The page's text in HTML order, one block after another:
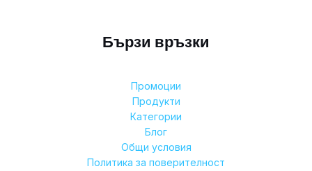
Бързи връзки
Промоции
Продукти
Категории
Блог
Общи условия
Политика за поверителност